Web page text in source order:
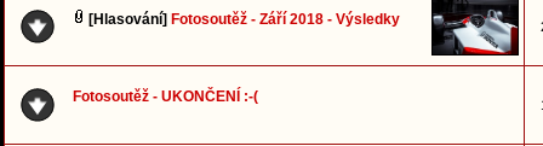
[Hlasování] Fotosoutěž - Září 2018 - Výsledky
Fotosoutěž - UKONČENÍ :-(